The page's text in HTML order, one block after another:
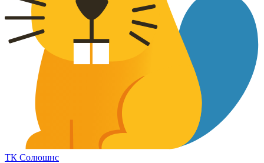
ТК Солюшнс